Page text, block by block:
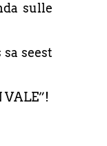
sulle
seest